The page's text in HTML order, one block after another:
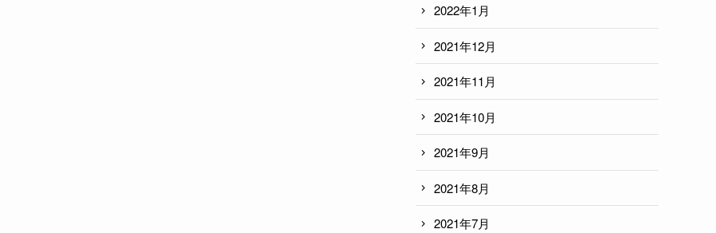
2022年1月
2021年12月
2021年11月
2021年10月
2021年9月
2021年8月
2021年7月